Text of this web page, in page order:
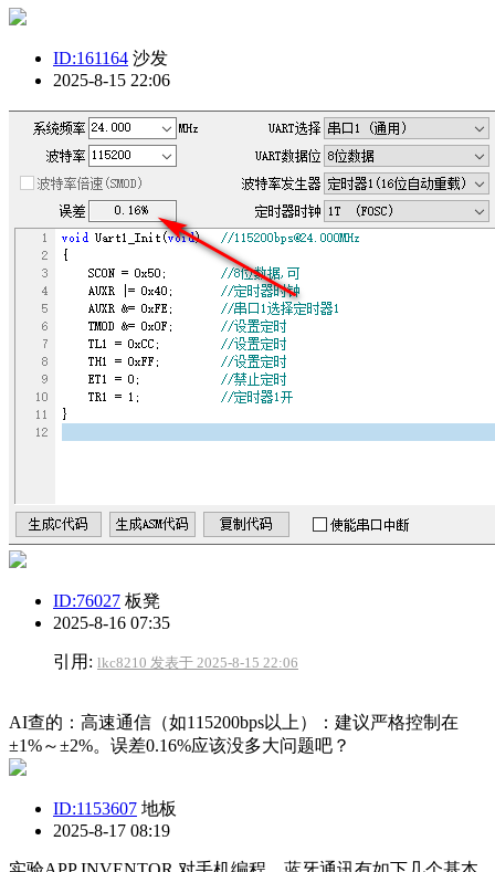
ID:161164 沙发
2025-8-15 22:06
ID:76027 板凳
2025-8-16 07:35
引用: lkc8210 发表于 2025-8-15 22:06
AI查的：高速通信（如115200bps以上）：建议严格控制在
±1%～±2%。误差0.16%应该没多大问题吧？
ID:1153607 地板
2025-8-17 08:19